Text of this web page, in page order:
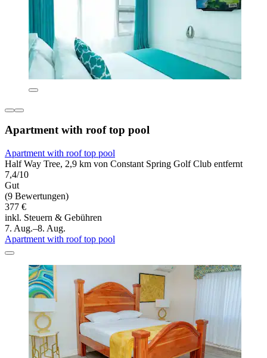
Apartment with roof top pool
Apartment with roof top pool
Half Way Tree, 2,9 km von Constant Spring Golf Club entfernt
7,4/10
Gut
(9 Bewertungen)
377 €
inkl. Steuern & Gebühren
7. Aug.–8. Aug.
Apartment with roof top pool